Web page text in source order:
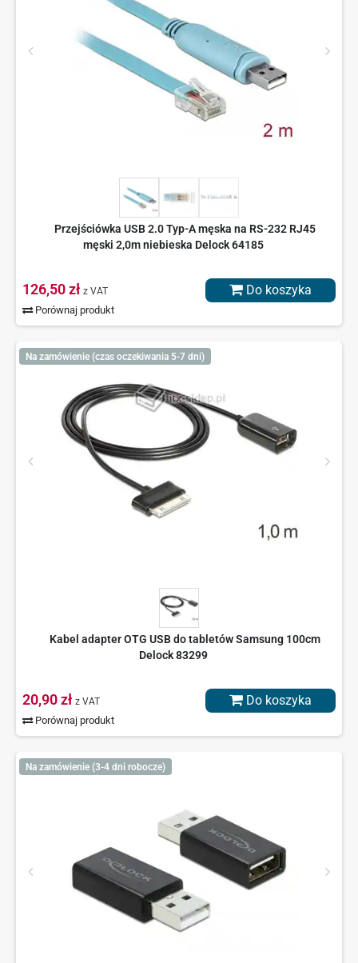
Przejściówka USB 2.0 Typ-A męska na RS-232 RJ45
męski 2,0m niebieska Delock 64185
126,50 zł z VAT
Porównaj produkt
Do koszyka
Na zamówienie (czas oczekiwania 5-7 dni)
Kabel adapter OTG USB do tabletów Samsung 100cm
Delock 83299
20,90 zł z VAT
Porównaj produkt
Do koszyka
Na zamówienie (3-4 dni robocze)